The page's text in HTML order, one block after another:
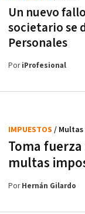
Un nuevo
societario se
Personales
PoriProfesional
Toma
multas
IMPUESTOS / Multas
PorHernán Gilardo